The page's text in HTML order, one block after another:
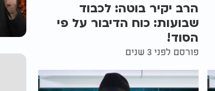
הרב יקיר בוטה: לכבוד
שבועות: כוח הדיבור על פי
הסוד!
פורסם לפני 3 שנים